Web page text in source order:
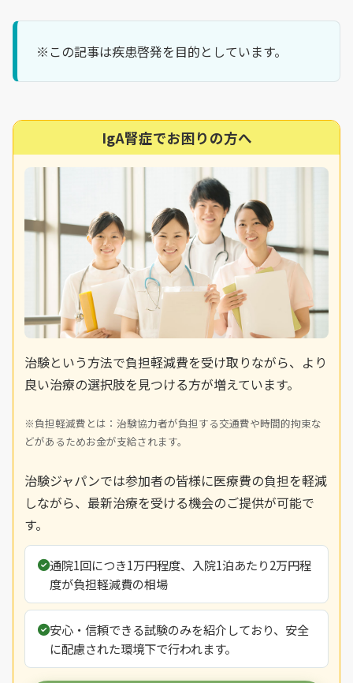
※この記事は疾患啓発を目的としています。
IgA腎症でお困りの方へ
治験という方法で負担軽減費を受け取りながら、より
良い治療の選択肢を見つける方が増えています。
※負担軽減費とは：治験協力者が負担する交通費や時間的拘束な
どがあるためお金が支給されます。
治験ジャパンでは参加者の皆様に医療費の負担を軽減
しながら、最新治療を受ける機会のご提供が可能で
す。
通院1回につき1万円程度、入院1泊あたり2万円程
度が負担軽減費の相場
安心・信頼できる試験のみを紹介しており、安全
に配慮された環境下で行われます。